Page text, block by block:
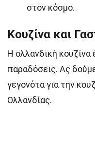
στον κόσμο.
Κουζίνα και
Η ολλανδική κουζίνα
παραδόσεις. Ας
γεγονότα για την
Ολλανδίας.